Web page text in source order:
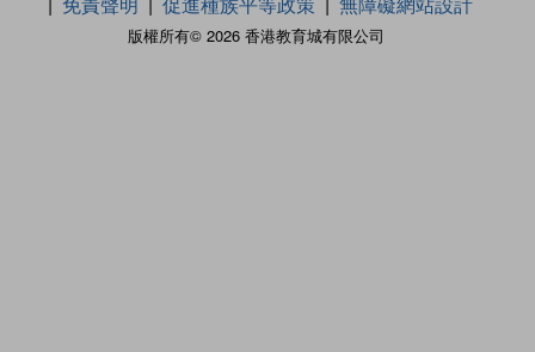
版權所有© 2026 香港教育城有限公司